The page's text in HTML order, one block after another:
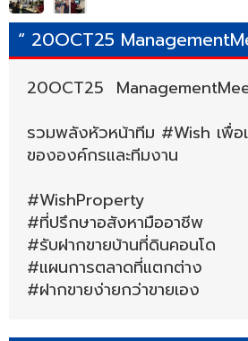
“ 20OCT25
20OCT25
รวมพลังหัวหน้าทีม #Wish เพื่อ
ขององค์กรและทีมงาน
#WishProperty
#ที่ปรึกษาอสังหามืออาชีพ
#รับฝากขายบ้านที่ดินคอนโด
#แผนการตลาดที่แตกต่าง
#ฝากขายง่ายกว่าขายเอง